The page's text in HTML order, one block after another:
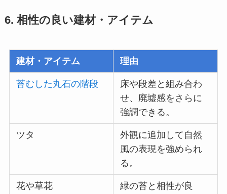
6. 相性の良い建材・アイテム
建材・アイテム 理由
苔むした丸石の階段
床や段差と組み合わ
せ、廃墟感をさらに
強調できる。
ツタ
外観に追加して自然
風の表現を強められ
る。
花や草花
緑の苔と相性が良